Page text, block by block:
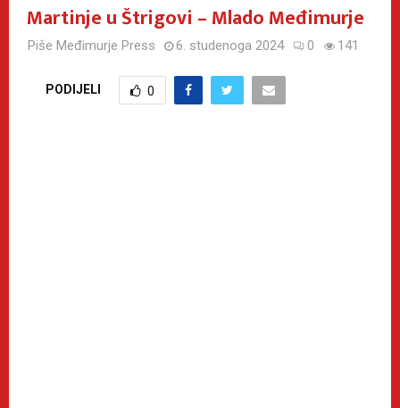
Martinje u Štrigovi – Mlado Međimurje
Piše Međimurje Press 6. studenoga 2024 0 141
PODIJELI 0